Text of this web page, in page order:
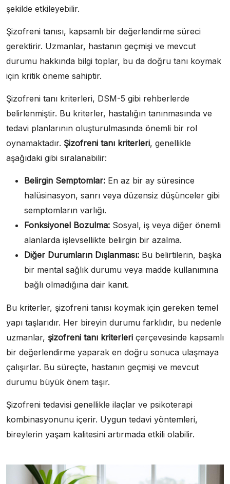
şekilde etkileyebilir.
Şizofreni tanısı, kapsamlı bir değerlendirme süreci
gerektirir. Uzmanlar, hastanın geçmişi ve mevcut
durumu hakkında bilgi toplar, bu da doğru tanı koymak
için kritik öneme sahiptir.
Şizofreni tanı kriterleri, DSM-5 gibi rehberlerde
belirlenmiştir. Bu kriterler, hastalığın tanınmasında ve
tedavi planlarının oluşturulmasında önemli bir rol
oynamaktadır. Şizofreni tanı kriterleri, genellikle
aşağıdaki gibi sıralanabilir:
Belirgin Semptomlar: En az bir ay süresince
halüsinasyon, sanrı veya düzensiz düşünceler gibi
semptomların varlığı.
Fonksiyonel Bozulma: Sosyal, iş veya diğer önemli
alanlarda işlevsellikte belirgin bir azalma.
Diğer Durumların Dışlanması: Bu belirtilerin, başka
bir mental sağlık durumu veya madde kullanımına
bağlı olmadığına dair kanıt.
Bu kriterler, şizofreni tanısı koymak için gereken temel
yapı taşlarıdır. Her bireyin durumu farklıdır, bu nedenle
uzmanlar, şizofreni tanı kriterleri çerçevesinde kapsamlı
bir değerlendirme yaparak en doğru sonuca ulaşmaya
çalışırlar. Bu süreçte, hastanın geçmişi ve mevcut
durumu büyük önem taşır.
Şizofreni tedavisi genellikle ilaçlar ve psikoterapi
kombinasyonunu içerir. Uygun tedavi yöntemleri,
bireylerin yaşam kalitesini artırmada etkili olabilir.